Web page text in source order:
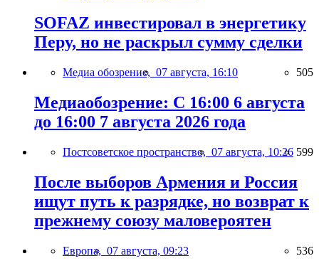
SOFAZ инвестировал в энергетику
Перу, но не раскрыл сумму сделки
Медиа обозрение, 07 августа, 16:10 505
Медиаобозрение: С 16:00 6 августа
до 16:00 7 августа 2026 года
Постсоветское пространство, 07 августа, 10:26 599
После выборов Армения и Россия
ищут путь к разрядке, но возврат к
прежнему союзу маловероятен
Европа, 07 августа, 09:23 536